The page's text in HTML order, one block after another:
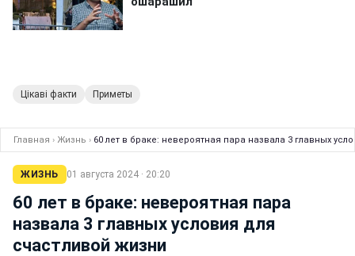
Цікаві факти Приметы
Главная › Жизнь › 60 лет в браке: невероятная пара назвала 3 главных
ЖИЗНЬ 01 августа 2024 · 20:20
60 лет в браке: невероятная пара
назвала 3 главных условия для
счастливой жизни